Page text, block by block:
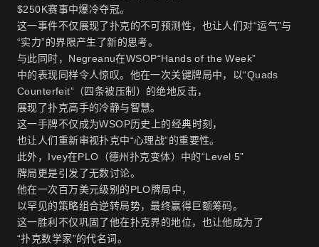
$250K赛事中爆冷夺冠。
这一事件不仅展现了扑克的不可预测性，也让人们对“运气”与
“实力”的界限产生了新的思考。
与此同时，Negreanu在WSOP“Hands of the Week”
中的表现同样令人惊叹。他在一次关键牌局中，以“Quads
Counterfeit”（四条被压制）的绝地反击，
展现了扑克高手的冷静与智慧。
这一手牌不仅成为WSOP历史上的经典时刻，
也让人们重新审视扑克中“心理战”的重要性。
此外，Ivey在PLO（德州扑克变体）中的“Level 5”
牌局更是引发了无数讨论。
他在一次百万美元级别的PLO牌局中，
以罕见的策略组合逆转局势，最终赢得巨额筹码。
这一胜利不仅巩固了他在扑克界的地位，也让他成为了
“扑克数学家”的代名词。